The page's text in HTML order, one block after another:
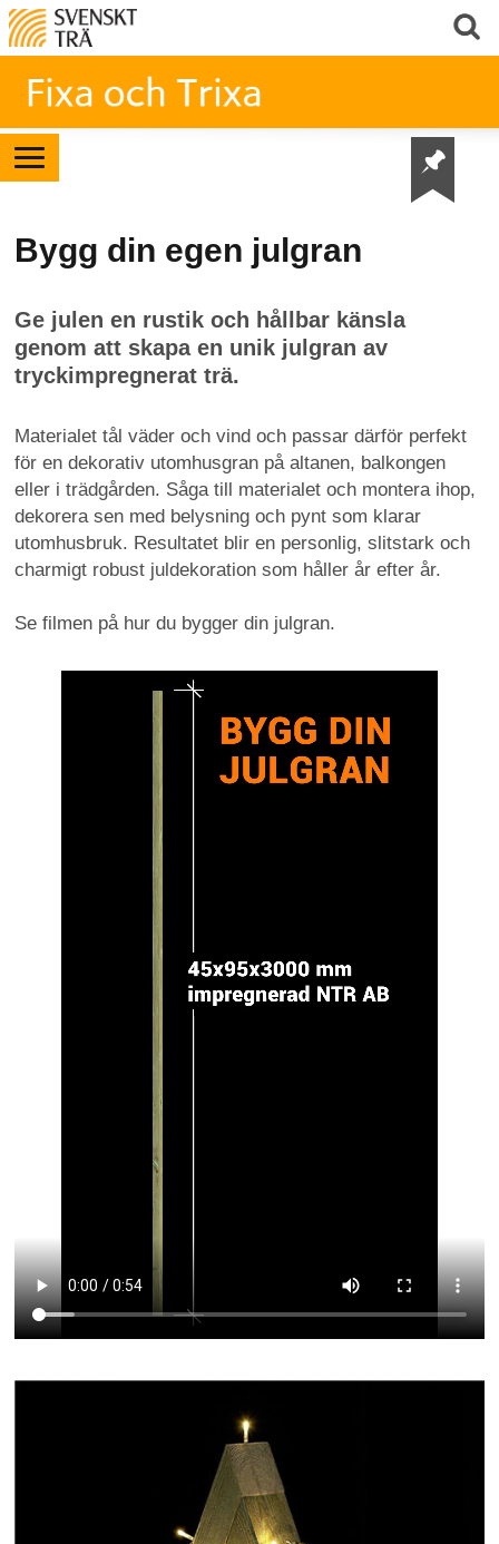
Bygg din egen julgran
Ge julen en rustik och hållbar känsla
genom att skapa en unik julgran av
tryckimpregnerat trä.
Materialet tål väder och vind och passar därför perfekt
för en dekorativ utomhusgran på altanen, balkongen
eller i trädgården. Såga till materialet och montera ihop,
dekorera sen med belysning och pynt som klarar
utomhusbruk. Resultatet blir en personlig, slitstark och
charmigt robust juldekoration som håller år efter år.
Se filmen på hur du bygger din julgran.